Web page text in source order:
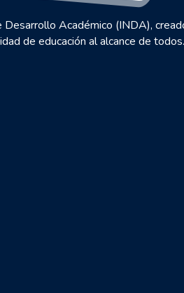
Desarrollo Académico (INDA),
de educación al alcance de todos.